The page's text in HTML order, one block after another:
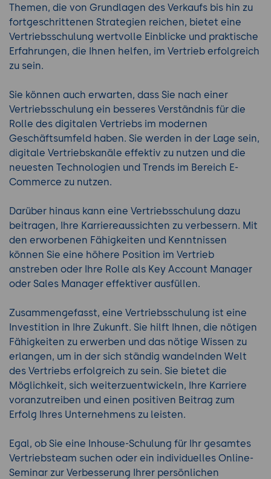
Themen, die von Grundlagen des Verkaufs bis hin zu
fortgeschrittenen Strategien reichen, bietet eine
Vertriebsschulung wertvolle Einblicke und praktische
Erfahrungen, die Ihnen helfen, im Vertrieb erfolgreich
zu sein.
Sie können auch erwarten, dass Sie nach einer
Vertriebsschulung ein besseres Verständnis für die
Rolle des digitalen Vertriebs im modernen
Geschäftsumfeld haben. Sie werden in der Lage sein,
digitale Vertriebskanäle effektiv zu nutzen und die
neuesten Technologien und Trends im Bereich E-
Commerce zu nutzen.
Darüber hinaus kann eine Vertriebsschulung dazu
beitragen, Ihre Karriereaussichten zu verbessern. Mit
den erworbenen Fähigkeiten und Kenntnissen
können Sie eine höhere Position im Vertrieb
anstreben oder Ihre Rolle als Key Account Manager
oder Sales Manager effektiver ausfüllen.
Zusammengefasst, eine Vertriebsschulung ist eine
Investition in Ihre Zukunft. Sie hilft Ihnen, die nötigen
Fähigkeiten zu erwerben und das nötige Wissen zu
erlangen, um in der sich ständig wandelnden Welt
des Vertriebs erfolgreich zu sein. Sie bietet die
Möglichkeit, sich weiterzuentwickeln, Ihre Karriere
voranzutreiben und einen positiven Beitrag zum
Erfolg Ihres Unternehmens zu leisten.
Egal, ob Sie eine Inhouse-Schulung für Ihr gesamtes
Vertriebsteam suchen oder ein individuelles Online-
Seminar zur Verbesserung Ihrer persönlichen